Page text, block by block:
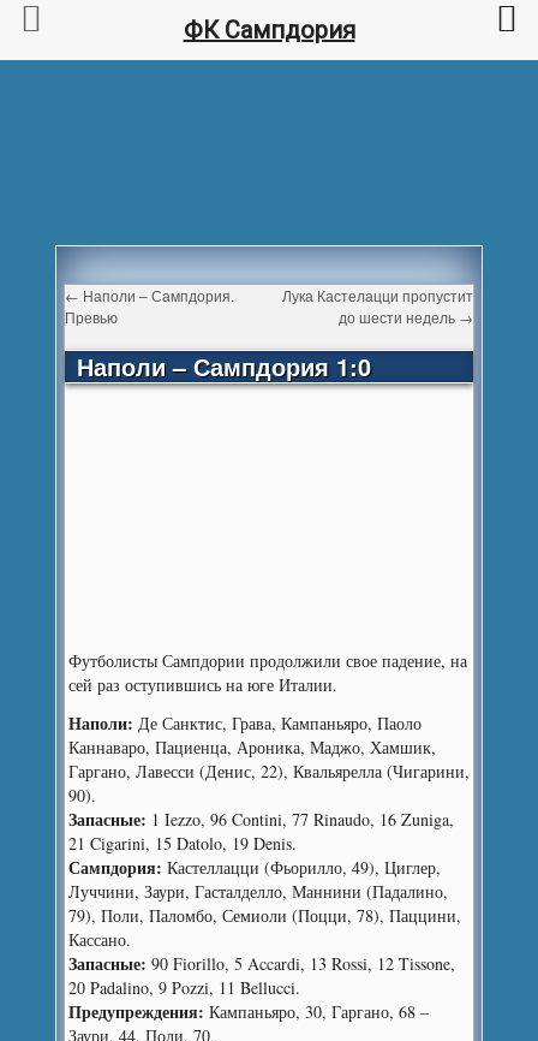
← Наполи – Сампдория.
Превью
Лука Кастелацци пропустит
до шести недель →
Наполи – Сампдория 1:0
Футболисты Сампдории продолжили свое падение, на
сей раз оступившись на юге Италии.
Наполи:Де Санктис, Грава, Кампаньяро, Паоло
Каннаваро, Пациенца, Ароника, Маджо, Хамшик,
Гаргано, Лавесси (Денис, 22), Квальярелла (Чигарини,
90).
Запасные: 1 Iezzo, 96 Contini, 77 Rinaudo, 16 Zuniga,
21 Cigarini, 15 Datolo, 19 Denis.
Сампдория:Кастеллацци (Фьорилло, 49), Циглер,
Луччини, Заури, Гасталделло, Маннини (Падалино,
79), Поли, Паломбо, Семиоли (Поцци, 78), Паццини,
Кассано.
Запасные:90 Fiorillo, 5 Accardi, 13 Rossi, 12 Tissone,
20 Padalino, 9 Pozzi, 11 Bellucci.
Предупреждения:Кампаньяро, 30, Гаргано, 68 –
Заури, 44, Поли, 70.
ФК Сампдория